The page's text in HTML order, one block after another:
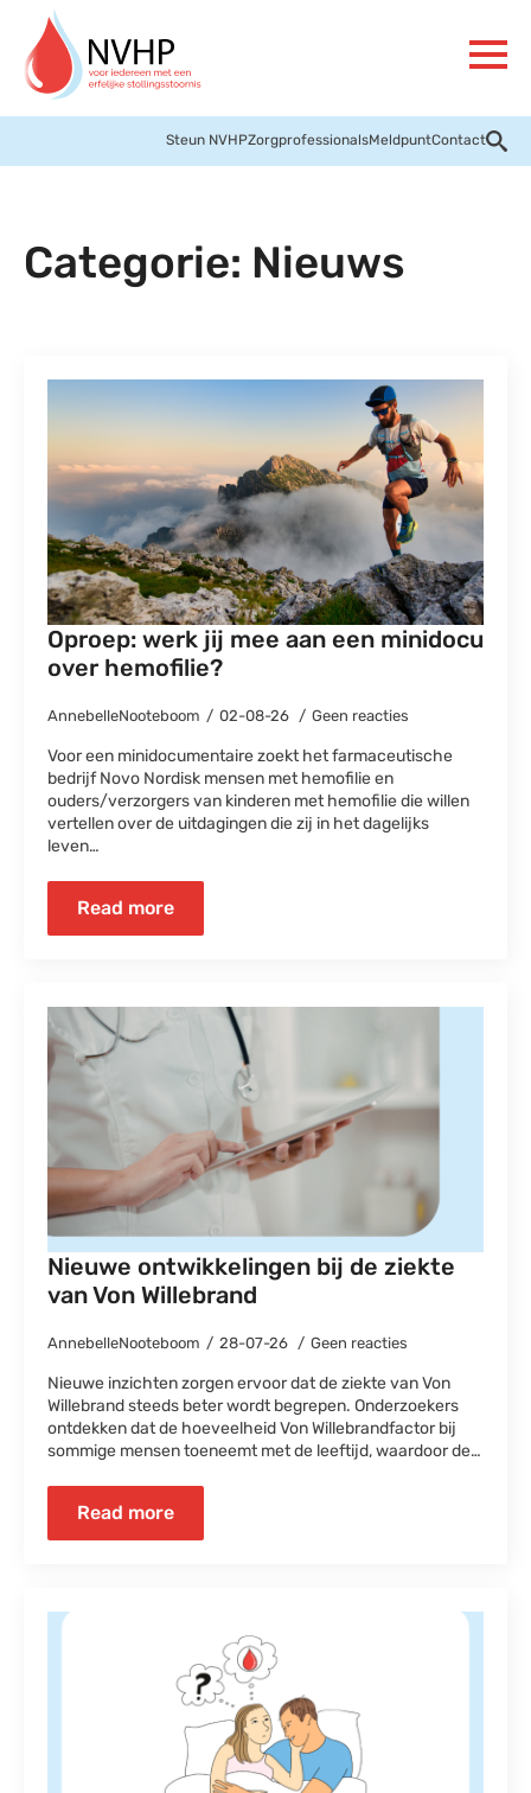
Steun NVHPZorgprofessionalsMeldpuntContact
Categorie: Nieuws
Oproep: werk jij mee aan een minidocu
over hemofilie?
AnnebelleNooteboom 02-08-26 Geen reacties
Voor een minidocumentaire zoekt het farmaceutische
bedrijf Novo Nordisk mensen met hemofilie en
ouders/verzorgers van kinderen met hemofilie die willen
vertellen over de uitdagingen die zij in het dagelijks
leven…
Read more
Nieuwe ontwikkelingen bij de ziekte
van Von Willebrand
AnnebelleNooteboom 28-07-26 Geen reacties
Nieuwe inzichten zorgen ervoor dat de ziekte van Von
Willebrand steeds beter wordt begrepen. Onderzoekers
ontdekken dat de hoeveelheid Von Willebrandfactor bij
sommige mensen toeneemt met de leeftijd, waardoor de…
Read more